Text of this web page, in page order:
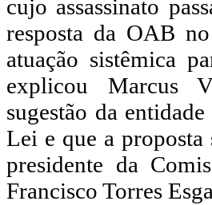
cujo assassinato
resposta da OAB
atuação sistêmica
explicou Marcus
sugestão da
Lei e que a proposta
presidente da
Francisco Torres